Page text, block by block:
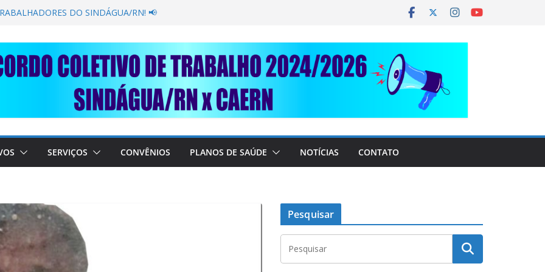
SECAR SUA TORNEIRA: UNIDOS
em importante debate com o Ministro
A SABESP! 🚨
AJUDE O NOSSO
RAIMUNDO DA CAERN!
SERVIÇOS CONVÊNIOS PLANOS DE SAÚDE NOTÍCIAS CONTATO
Pesquisar